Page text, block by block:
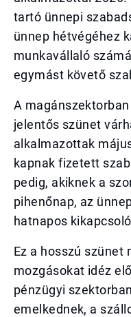
tartó ünnepi
ünnep hétvégéhez
munkavállaló
egymást követő
A
jelentős szünet
alkalmazottak
kapnak fizetett
pedig, akiknek a
pihenőnap, az
hatnapos
Ez a hosszú szünet
mozgásokat idéz
pénzügyi
emelkednek, a